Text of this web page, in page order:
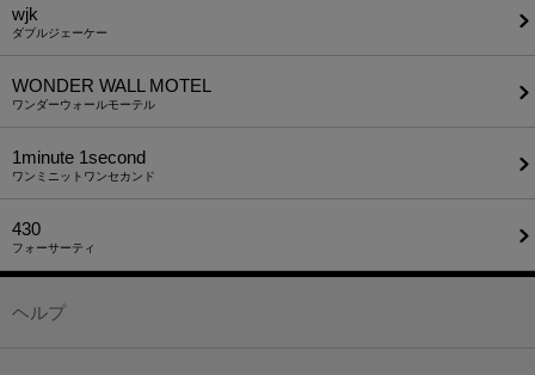
wjk
ダブルジェーケー
WONDER WALL MOTEL
ワンダーウォールモーテル
1minute​ 1second
ワンミニットワンセカンド
430
フォーサーティ
ヘルプ